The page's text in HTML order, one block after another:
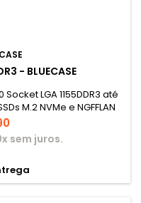
- BLUECASE
LGA 1155DDR3 até
M.2 NVMe e NGFFLAN
para gabinetes USB
ATX
sem juros.